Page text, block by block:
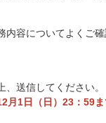
容についてよくご確
送信してください。
月1日（日）23：59